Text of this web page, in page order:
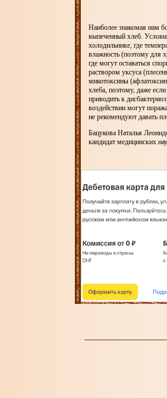
Наиболее знакомая нам
выпеченный хлеб.
холодильнике, где
влажность (поэтому для
где могут оставаться
раствором уксуса
микотоксины
хлеба, поэтому, даже
приводить к
воздействии могут
не рекомендуют давать
Бацукова Наталья
кандидат медицинских